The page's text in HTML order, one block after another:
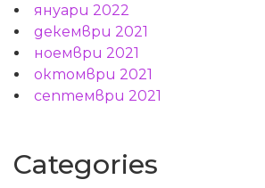
януари 2022
декември 2021
ноември 2021
октомври 2021
септември 2021
Categories